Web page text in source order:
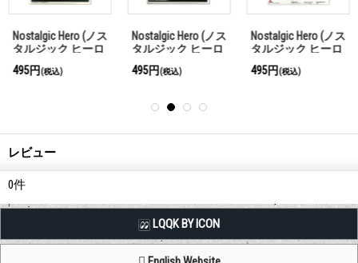
Nostalgic Hero (ノス
タルジック ヒーロ
495円(税込)
Nostalgic Hero (ノス
タルジック ヒーロ
495円(税込)
Nostalgic Hero (ノス
タルジック ヒーロ
495円(税込)
レビュー
0件
LQQK BY ICON